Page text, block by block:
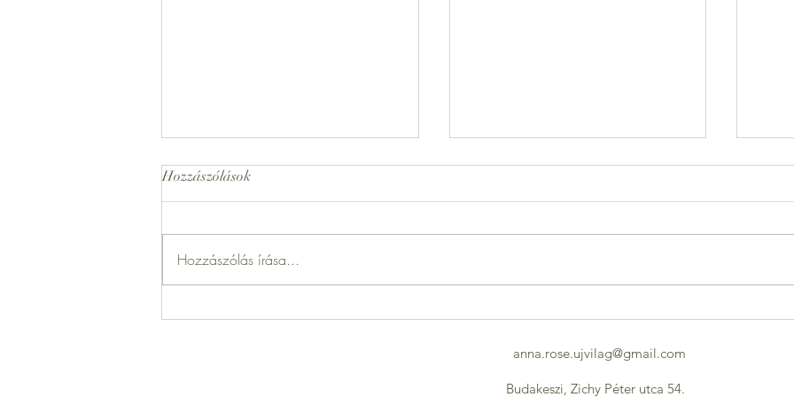
Tükör
Hozzászólások
Hozzászólás írása...
anna.rose.ujvilag@gmail.com
Budakeszi, Zichy Péter utca 54.